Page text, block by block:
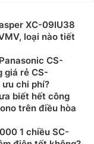
XC-09IU38
loại nào tiết
CS-
giá rẻ CS-
ưu chi phí?
biết hết công
trên điều hòa
1 chiều SC-